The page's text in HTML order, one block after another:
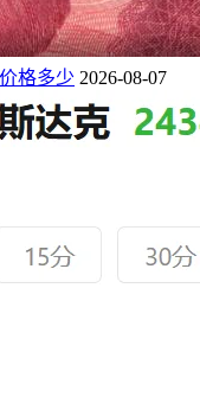
格多少 2026-08-07